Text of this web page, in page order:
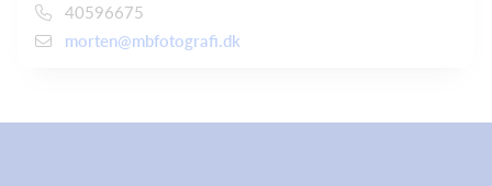
40596675
morten@mbfotografi.dk